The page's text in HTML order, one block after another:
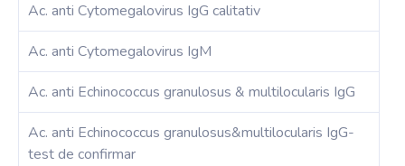
Ac. anti Cytomegalovirus IgG calitativ
Ac. anti Cytomegalovirus IgM
Ac. anti Echinococcus granulosus & multilocularis IgG
Ac. anti Echinococcus granulosus&multilocularis IgG-
test de confirmar